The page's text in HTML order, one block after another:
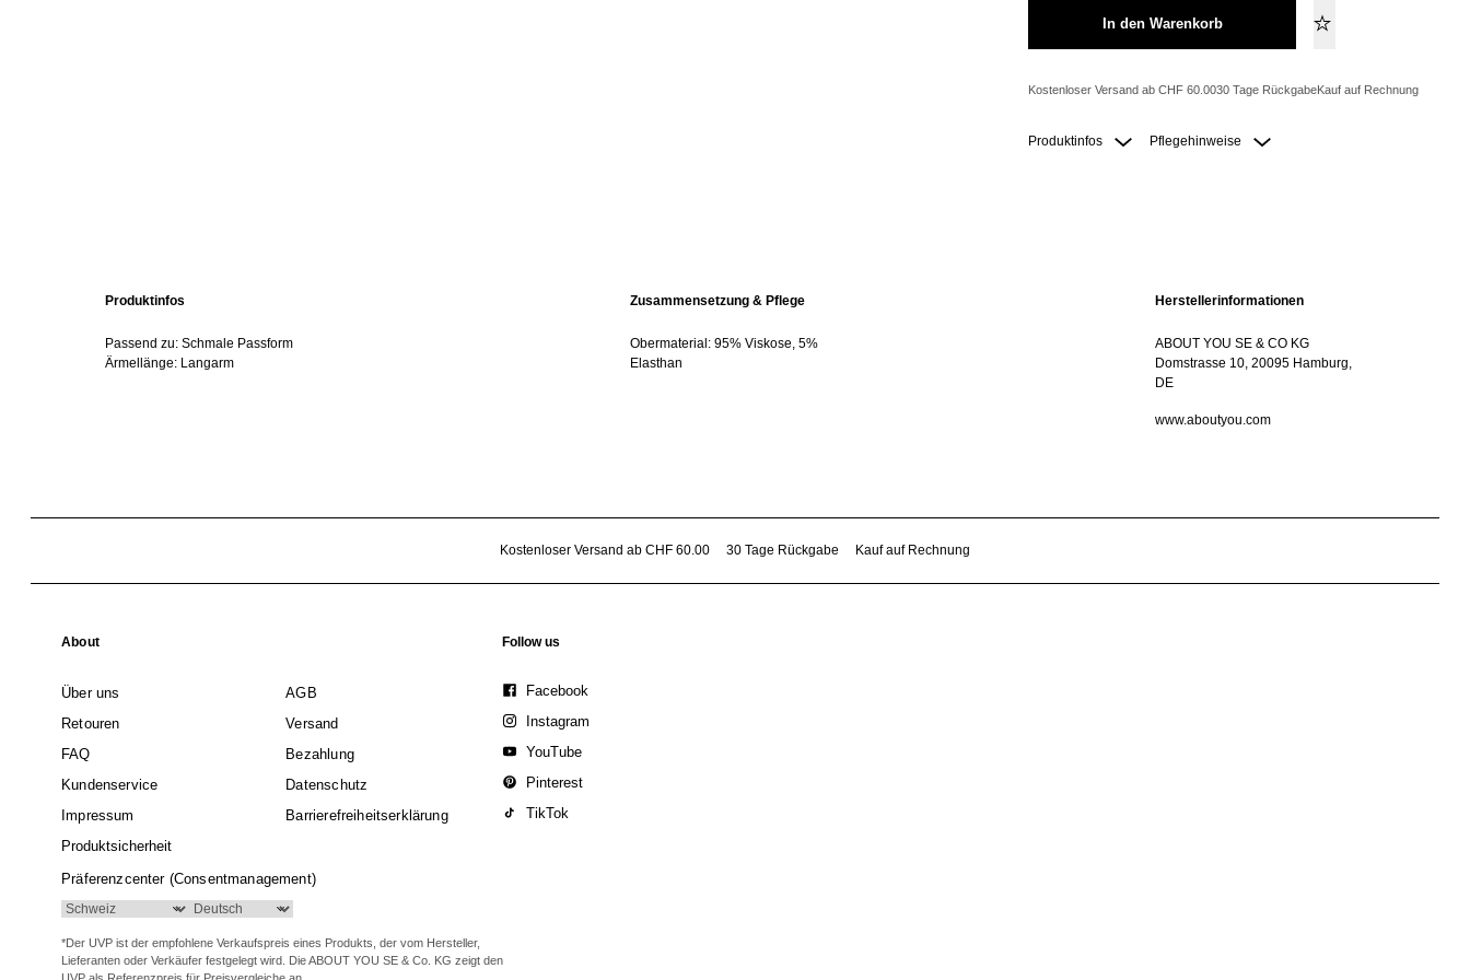
In den Warenkorb
Kostenloser Versand ab CHF 60.0030 Tage RückgabeKauf auf Rechnung
Produktinfos Pflegehinweise
Produktinfos
Passend zu: Schmale Passform
Ärmellänge: Langarm
Zusammensetzung & Pflege
Obermaterial: 95% Viskose, 5%
Elasthan
Herstellerinformationen
ABOUT YOU SE & CO KG
Domstrasse 10, 20095 Hamburg,
DE
www.aboutyou.com
Kostenloser Versand ab CHF 60.00 30 Tage Rückgabe Kauf auf Rechnung
About
Über uns
AGB
Retouren
Versand
FAQ
Bezahlung
Kundenservice
Datenschutz
Impressum
Barrierefreiheitserklärung
Produktsicherheit
Präferenzcenter (Consentmanagement)
*Der UVP ist der empfohlene Verkaufspreis eines Produkts, der vom Hersteller,
Lieferanten oder Verkäufer festgelegt wird. Die ABOUT YOU SE & Co. KG zeigt den
Follow us
Facebook
Instagram
YouTube
Pinterest
TikTok